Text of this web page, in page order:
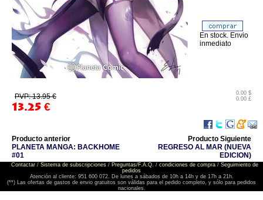
PVP: 13.95 €
13.25 €
0.00 $
0.00 £
En stock. Envio
inmediato
Producto anterior
PLANETA MANGA: BACKHOME
#01
Producto Siguiente
REGRESO AL MAR (NUEVA
EDICION)
Contactar/ Sistema de subscripciones/ Preguntas/F.A.Q. / condiciones de compra/ Seguimiento de
pedidos
Atención al cliente: 951 600 072. De lunes a sábados de 10h a 14h y de 17h a 21h.
(**) Las ofertas de gastos de envio gratuitos son válidas para el pedido completo, y sólo para pedidos
nacionales.